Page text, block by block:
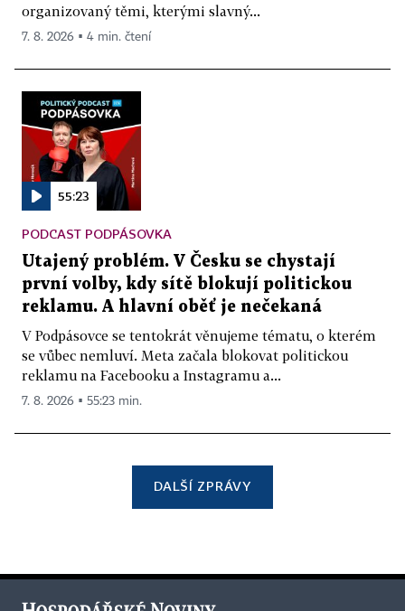
organizovaný těmi, kterými slavný...
7. 8. 2026 ▪ 4 min. čtení
55:23
PODCAST PODPÁSOVKA
Utajený problém. V Česku se chystají
první volby, kdy sítě blokují politickou
reklamu. A hlavní oběť je nečekaná
V Podpásovce se tentokrát věnujeme tématu, o kterém
se vůbec nemluví. Meta začala blokovat politickou
reklamu na Facebooku a Instagramu a...
7. 8. 2026 ▪ 55:23 min.
DALŠÍ ZPRÁVY